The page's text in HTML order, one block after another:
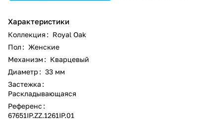
Характеристики
Коллекция : Royal Oak
Пол : Женские
Механизм : Кварцевый
Диаметр : 33 мм
Застежка :
Раскладывающаяся
Референс :
67651IP.ZZ.1261IP.01